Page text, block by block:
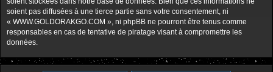
soient pas diffusées à une tierce partie sans votre consentement, ni
« WWW.GOLDORAKGO.COM », ni phpBB ne pourront être tenus comme
responsables en cas de tentative de piratage visant à compromettre les
données.